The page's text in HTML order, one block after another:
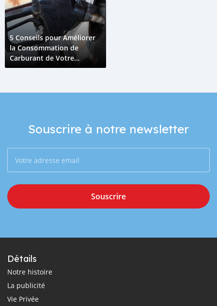
5 Conseils pour Améliorer
la Consommation de
Carburant de Votre
Véhicule à Djibouti
Souscrire à notre newsletter
Souscrire
Détails
Notre histoire
La publicité
Vie Privée